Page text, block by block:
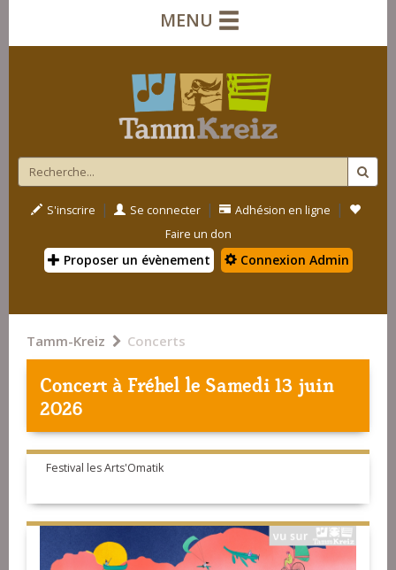
MENU
S'inscrire | Se connecter | Adhésion en ligne |
Faire un don
Proposer un évènement Connexion Admin
Tamm-Kreiz Concerts
Concert àFréhel le Samedi 13 juin
2026
Festival les Arts'Omatik